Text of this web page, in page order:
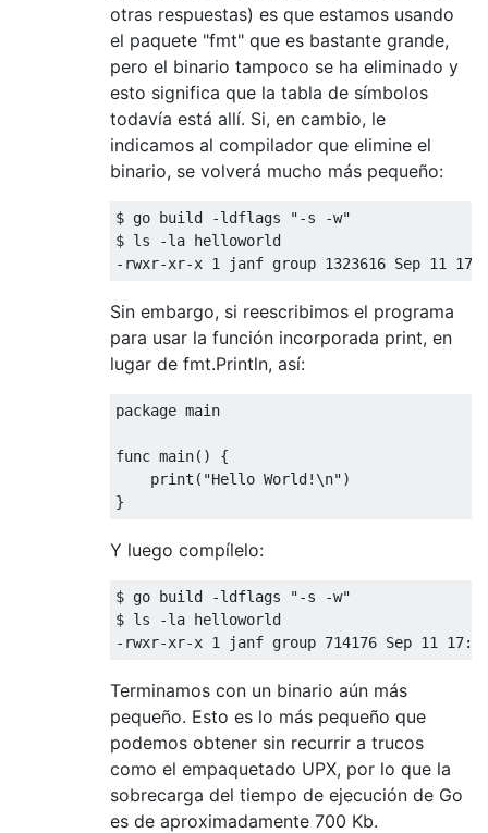
otras respuestas) es que estamos usando
el paquete "fmt" que es bastante grande,
pero el binario tampoco se ha eliminado y
esto significa que la tabla de símbolos
todavía está allí. Si, en cambio, le
indicamos al compilador que elimine el
binario, se volverá mucho más pequeño:
$ go build -ldflags
"-s -w"
$ ls -la helloworld
-rwxr-xr-x 1 janf group 1323616 Sep 11 17
Sin embargo, si reescribimos el programa
para usar la función incorporada print, en
lugar de fmt.Println, así:
package main
func main()
{
print ( "Hello World!\n")
Y luego compílelo:
$ go build -ldflags
"-s -w"
$ ls -la helloworld
-rwxr-xr-x 1 janf group 714176 Sep 11 17:
Terminamos con un binario aún más
pequeño. Esto es lo más pequeño que
podemos obtener sin recurrir a trucos
como el empaquetado UPX, por lo que la
sobrecarga del tiempo de ejecución de Go
es de aproximadamente 700 Kb.